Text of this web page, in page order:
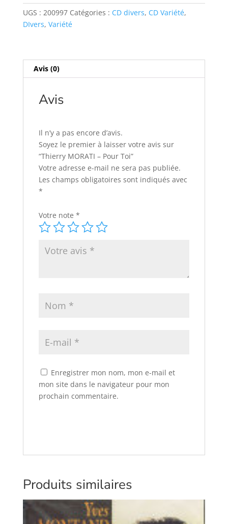
UGS : 200997 Catégories : CD divers, CD Variété,
DIvers, Variété
Avis (0)
Avis
Il n’y a pas encore d’avis.
Soyez le premier à laisser votre avis sur
“Thierry MORATI – Pour Toi”
Votre adresse e-mail ne sera pas publiée.
Les champs obligatoires sont indiqués avec
*
Votre note *
Enregistrer mon nom, mon e-mail et
mon site dans le navigateur pour mon
prochain commentaire.
Produits similaires